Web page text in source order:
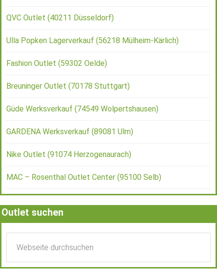
QVC Outlet (40211 Düsseldorf)
Ulla Popken Lagerverkauf (56218 Mülheim-Kärlich)
Fashion Outlet (59302 Oelde)
Breuninger Outlet (70178 Stuttgart)
Güde Werksverkauf (74549 Wolpertshausen)
GARDENA Werksverkauf (89081 Ulm)
Nike Outlet (91074 Herzogenaurach)
MAC – Rosenthal Outlet Center (95100 Selb)
Outlet suchen